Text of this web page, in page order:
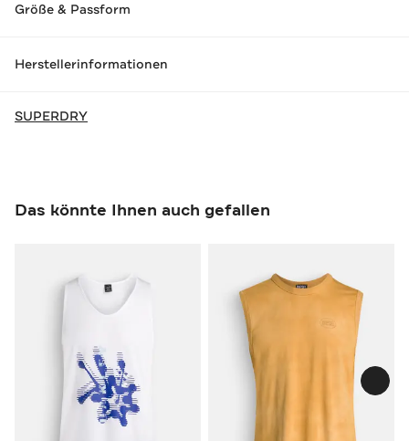
Größe & Passform
Herstellerinformationen
SUPERDRY
Das könnte Ihnen auch gefallen